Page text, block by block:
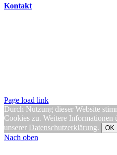
Kontakt
Page load link
Durch Nutzung dieser Website
Cookies zu. Weitere Informationen
unserer Datenschutzerklärung. OK
Nach oben